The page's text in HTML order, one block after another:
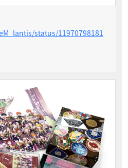
status/11970798181